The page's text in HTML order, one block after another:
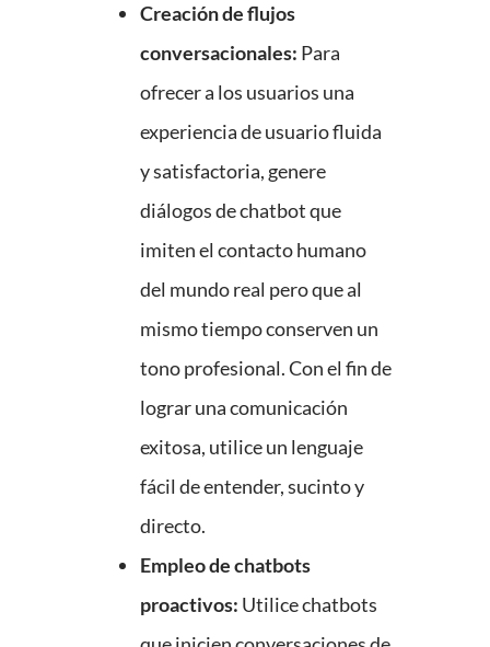
Creación de flujos
conversacionales: Para
ofrecer a los usuarios una
experiencia de usuario fluida
y satisfactoria, genere
diálogos de chatbot que
imiten el contacto humano
del mundo real pero que al
mismo tiempo conserven un
tono profesional. Con el fin de
lograr una comunicación
exitosa, utilice un lenguaje
fácil de entender, sucinto y
directo.
Empleo de chatbots
proactivos: Utilice chatbots